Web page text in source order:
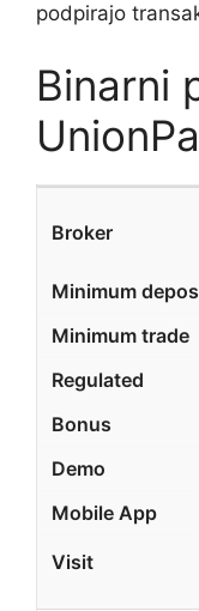
podpirajo
Binarni